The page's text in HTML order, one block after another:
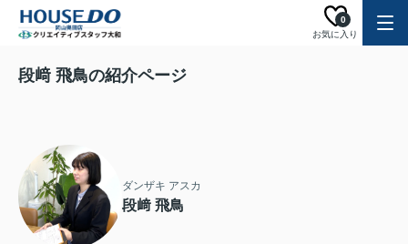
お気に入り
0
段﨑 飛鳥の紹介ページ
ダンザキ アスカ
段﨑 飛鳥